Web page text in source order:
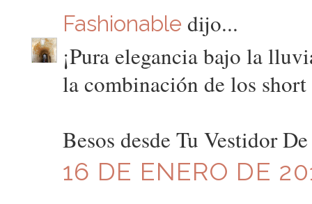
Fashionable dijo...
¡Pura elegancia bajo la
la combinación de los
Besos desde Tu Vestidor
16 DE ENERO DE